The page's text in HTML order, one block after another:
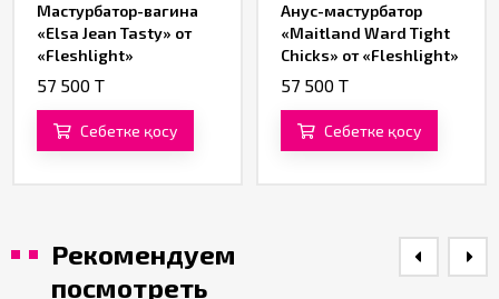
Мастурбатор-вагина
«Elsa Jean Tasty» от
«Fleshlight»
57 500 T
Себетке қосу
Анус-мастурбатор
«Maitland Ward Tight
Chicks» от «Fleshlight»
57 500 T
Себетке қосу
Рекомендуем
посмотреть